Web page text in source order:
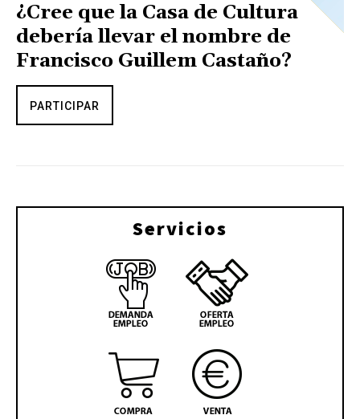
¿Cree que la Casa de Cultura
debería llevar el nombre de
Francisco Guillem Castaño?
PARTICIPAR
Servicios